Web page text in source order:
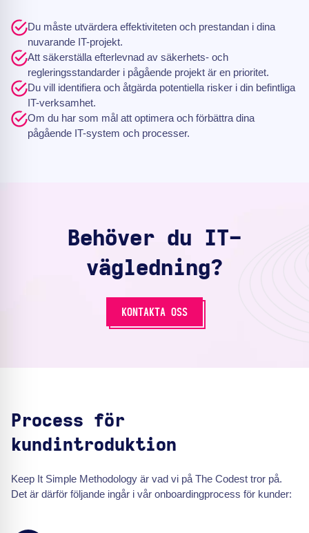
Du måste utvärdera effektiviteten och prestandan i dina
nuvarande IT-projekt.
Att säkerställa efterlevnad av säkerhets- och
regleringsstandarder i pågående projekt är en prioritet.
Du vill identifiera och åtgärda potentiella risker i din befintliga
IT-verksamhet.
Om du har som mål att optimera och förbättra dina
pågående IT-system och processer.
Behöver du IT-
vägledning?
KONTAKTA OSS
Process för
kundintroduktion
Keep It Simple Methodology är vad vi på The Codest tror på.
Det är därför följande ingår i vår onboardingprocess för kunder: